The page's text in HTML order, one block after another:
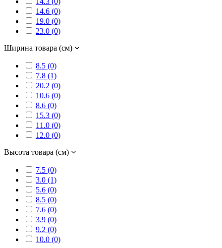
14.6 (0)
19.0 (0)
23.0 (0)
Ширина товара (см)
8.5 (0)
7.8 (1)
20.2 (0)
10.6 (0)
8.6 (0)
15.3 (0)
11.0 (0)
12.0 (0)
Высота товара (см)
7.5 (0)
3.0 (1)
5.6 (0)
8.5 (0)
7.6 (0)
3.9 (0)
9.2 (0)
10.0 (0)